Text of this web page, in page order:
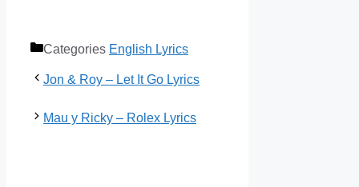
Categories English Lyrics
Jon & Roy – Let It Go Lyrics
Mau y Ricky – Rolex Lyrics